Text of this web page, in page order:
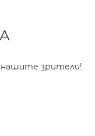
нашите зрители!